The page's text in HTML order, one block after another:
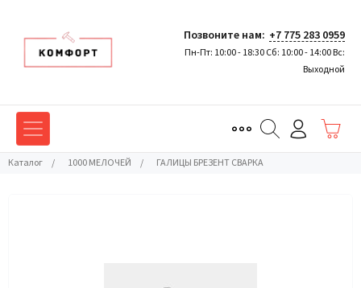
Позвоните нам: +7 775 283 0959
Пн-Пт: 10:00 - 18:30 Сб: 10:00 - 14:00 Вс:
Выходной
Каталог / 1000 МЕЛОЧЕЙ / ГАЛИЦЫ БРЕЗЕНТ СВАРКА